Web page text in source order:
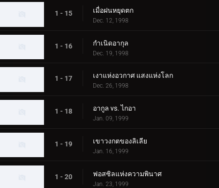
1 - 15 เมื่อฝนหยุดตก
Dec. 12, 1998
1 - 16 กำเนิดอากุล
Dec. 19, 1998
1 - 17 เงาแห่งอวกาศ แสงแห่งโลก
Dec. 26, 1998
1 - 18 อากูล vs. ไกอา
Jan. 09, 1999
1 - 19 เขาวงกตของลิเลีย
Jan. 16, 1999
1 - 20 ฟอสซิลแห่งความพินาศ
Jan. 23, 1999